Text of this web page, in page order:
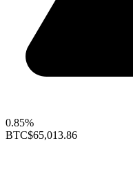
0.85%
BTC$65,013.86